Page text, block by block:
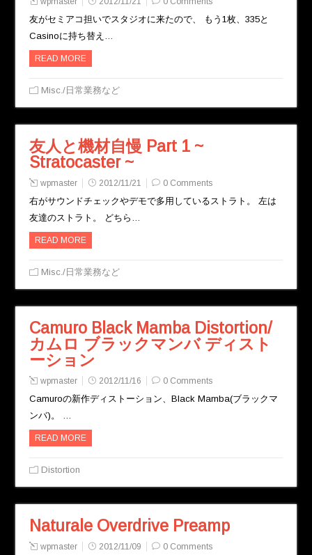
友がセミアコ担いでスタジオに来たので、 もう1枚、335と
Casinoに持ち替え…
READ MORE
Misc./日常業務など
友人と機材自慢 Part 1 ~
Stratocaster ~
wpmaster 2012/11/21 0 Comments
右がサウンドチェックやデモで多用しているストラト。 左は
友達のストラト。 どちら…
READ MORE
Misc./日常業務など
Camuro Black Mamba Distortion/
カムロ ブラックマンバ ディスト
ーション
wpmaster 2012/11/16 0 Comments
Camuroの新作ディストーション、Black Mamba(ブラックマ
ンバ)。 …
READ MORE
Distortion
Naturale Overdrive Preamp
wpmaster 2012/11/09 0 Comments